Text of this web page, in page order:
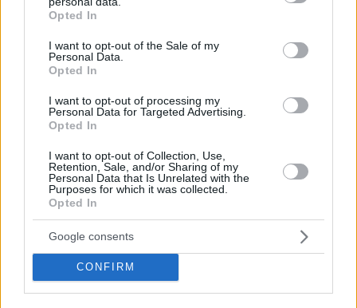
grant or deny consent to Google and its third-party tags to
use your data for below specified purposes in below Google
consent section.
Opted In
I want to opt-out of the Sale of my
Personal Data.
Opted In
I want to opt-out of processing my
Personal Data for Targeted Advertising.
Opted In
I want to opt-out of Collection, Use,
Retention, Sale, and/or Sharing of my
Personal Data that Is Unrelated with the
Purposes for which it was collected.
Opted In
Google consents
CONFIRM
περιφέρειες, τους δήμους, την αγορά, την
από την «Πράσινη Συμφωνία» που υπέγραψαν
19 φορείς και δύο υπουργοί στην οποία θα
περιγράφονται οι υποχρεώσεις του κάθε
φορέα.
Ολόκληρη η ομιλία του Κυριάκου Μητσοτάκη
έχει ως εξής:
«Κύριοι Υπουργοί, κυρίες και κύριοι, επιτρέψτε
μου να ξεκινήσω συγχαίροντας το Υπουργείο
Περιβάλλοντος και Ενέργειας, αλλά και το
Υπουργείο Μεταφορών για την εξαιρετική